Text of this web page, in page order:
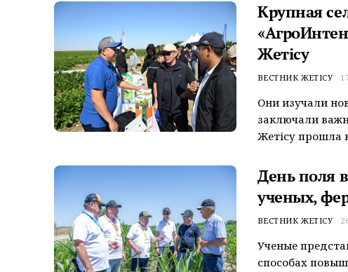
Крупная
Жетісу
ВЕСТНИК ЖЕТІСУ
Они изучали
заключали
Жетісу прошла
День поля
ученых,
ВЕСТНИК ЖЕТІСУ
Ученые
способах